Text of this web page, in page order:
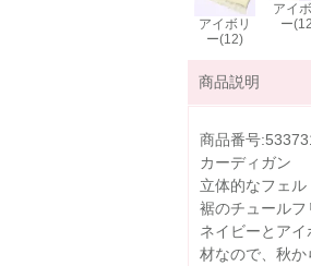
アイボリ
ー(12)
アイ
ー
商品説明
商品番号
カーディガン
立体的なフェル
裾のチュールフ
ネイビーとア
材なので、秋